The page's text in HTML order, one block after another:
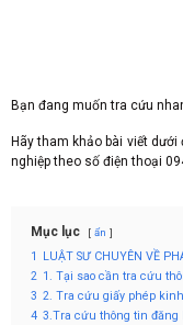
Bạn đang muốn tra cứu
Hãy tham khảo bài viết dưới
nghiệp theo số điện thoại
Mục lục ẩn
1
LUẬT SƯ CHUYÊN VỀ
2 1. Tại sao cần tra cứu
3 2. Tra cứu giấy phép
4 3.Tra cứu thông tin đăng